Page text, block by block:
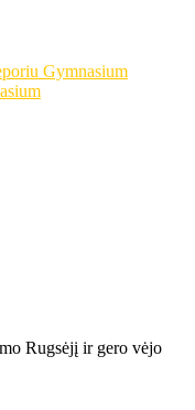
Gymnasium
Rugsėjį ir gero vėjo